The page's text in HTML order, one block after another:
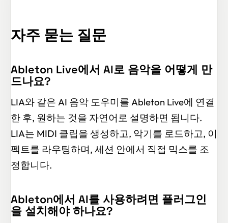
자주 묻는 질문
Ableton Live에서 AI로 음악을 어떻게 만
드나요?
LIA와 같은 AI 음악 도우미를 Ableton Live에 연결
한 후, 원하는 것을 자연어로 설명하면 됩니다.
LIA는 MIDI 클립을 생성하고, 악기를 로드하고, 이
펙트를 라우팅하며, 세션 안에서 직접 믹스를 조
정합니다.
Ableton에서 AI를 사용하려면 플러그인
을 설치해야 하나요?